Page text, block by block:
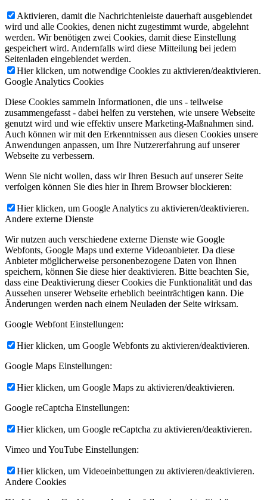
Aktivieren, damit die Nachrichtenleiste dauerhaft ausgeblendet
wird und alle Cookies, denen nicht zugestimmt wurde, abgelehnt
werden. Wir benötigen zwei Cookies, damit diese Einstellung
gespeichert wird. Andernfalls wird diese Mitteilung bei jedem
Seitenladen eingeblendet werden.
Hier klicken, um notwendige Cookies zu aktivieren/deaktivieren.
Google Analytics Cookies
Diese Cookies sammeln Informationen, die uns - teilweise
zusammengefasst - dabei helfen zu verstehen, wie unsere Webseite
genutzt wird und wie effektiv unsere Marketing-Maßnahmen sind.
Auch können wir mit den Erkenntnissen aus diesen Cookies unsere
Anwendungen anpassen, um Ihre Nutzererfahrung auf unserer
Webseite zu verbessern.
Wenn Sie nicht wollen, dass wir Ihren Besuch auf unserer Seite
verfolgen können Sie dies hier in Ihrem Browser blockieren:
Hier klicken, um Google Analytics zu aktivieren/deaktivieren.
Andere externe Dienste
Wir nutzen auch verschiedene externe Dienste wie Google
Webfonts, Google Maps und externe Videoanbieter. Da diese
Anbieter möglicherweise personenbezogene Daten von Ihnen
speichern, können Sie diese hier deaktivieren. Bitte beachten Sie,
dass eine Deaktivierung dieser Cookies die Funktionalität und das
Aussehen unserer Webseite erheblich beeinträchtigen kann. Die
Änderungen werden nach einem Neuladen der Seite wirksam.
Google Webfont Einstellungen:
Hier klicken, um Google Webfonts zu aktivieren/deaktivieren.
Google Maps Einstellungen:
Hier klicken, um Google Maps zu aktivieren/deaktivieren.
Google reCaptcha Einstellungen:
Hier klicken, um Google reCaptcha zu aktivieren/deaktivieren.
Vimeo und YouTube Einstellungen:
Hier klicken, um Videoeinbettungen zu aktivieren/deaktivieren.
Andere Cookies